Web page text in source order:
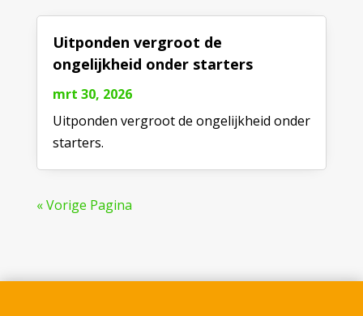
Uitponden vergroot de
ongelijkheid onder starters
mrt 30, 2026
Uitponden vergroot de ongelijkheid onder
starters.
« Vorige Pagina